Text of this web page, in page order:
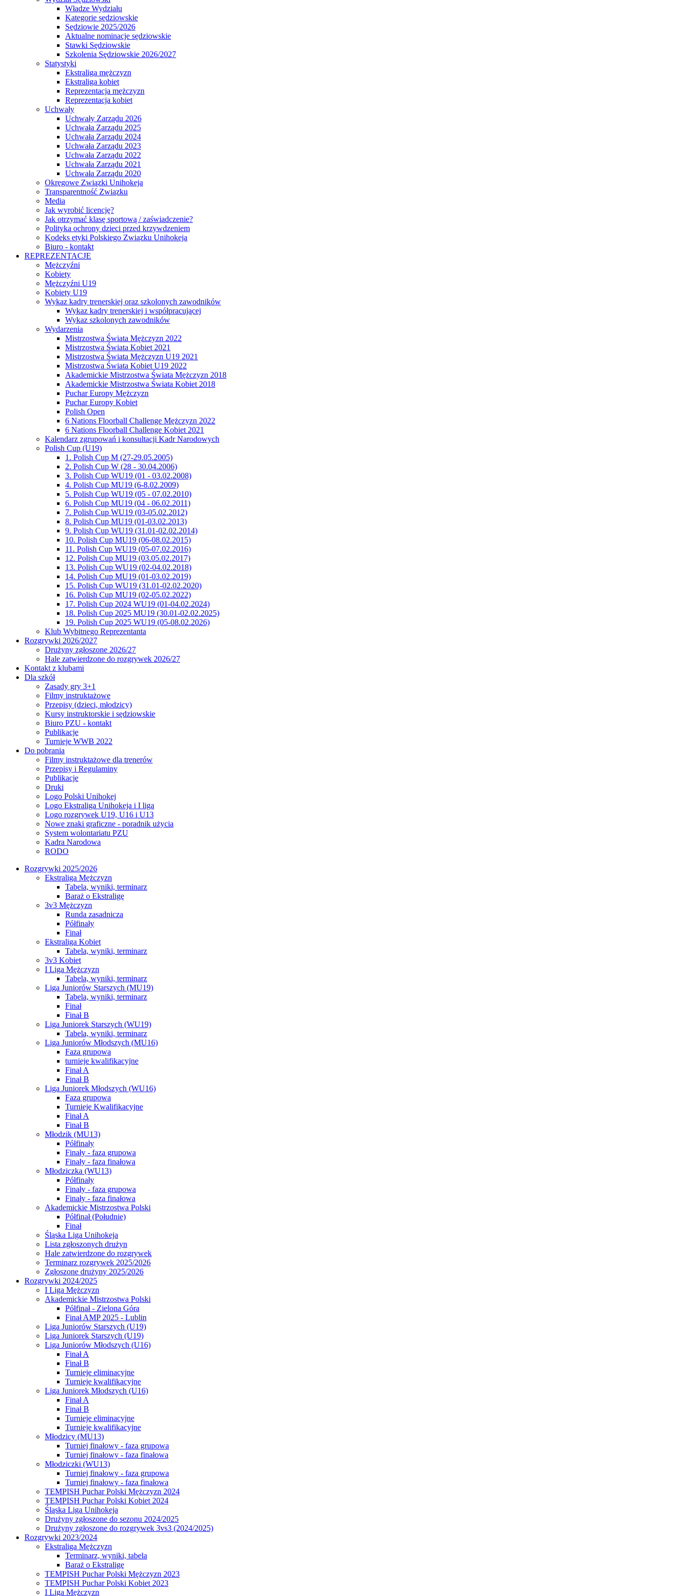
Władze Wydziału
Kategorie sędziowskie
Sędziowie 2025/2026
Aktualne nominacje sędziowskie
Stawki Sędziowskie
Szkolenia Sędziowskie 2026/2027
Statystyki
Ekstraliga mężczyzn
Ekstraliga kobiet
Reprezentacja mężczyzn
Reprezentacja kobiet
Uchwały
Uchwały Zarządu 2026
Uchwała Zarządu 2025
Uchwała Zarządu 2024
Uchwała Zarządu 2023
Uchwała Zarządu 2022
Uchwała Zarządu 2021
Uchwała Zarządu 2020
Okręgowe Związki Unihokeja
Transparentność Związku
Media
Jak wyrobić licencję?
Jak otrzymać klasę sportową / zaświadczenie?
Polityka ochrony dzieci przed krzywdzeniem
Kodeks etyki Polskiego Związku Unihokeja
Biuro - kontakt
REPREZENTACJE
Mężczyźni
Kobiety
Mężczyźni U19
Kobiety U19
Wykaz kadry trenerskiej oraz szkolonych zawodników
Wykaz kadry trenerskiej i współpracującej
Wykaz szkolonych zawodników
Wydarzenia
Mistrzostwa Świata Mężczyzn 2022
Mistrzostwa Świata Kobiet 2021
Mistrzostwa Świata Mężczyzn U19 2021
Mistrzostwa Świata Kobiet U19 2022
Akademickie Mistrzostwa Świata Mężczyzn 2018
Akademickie Mistrzostwa Świata Kobiet 2018
Puchar Europy Mężczyzn
Puchar Europy Kobiet
Polish Open
6 Nations Floorball Challenge Mężczyzn 2022
6 Nations Floorball Challenge Kobiet 2021
Kalendarz zgrupowań i konsultacji Kadr Narodowych
Polish Cup (U19)
1. Polish Cup M (27-29.05.2005)
2. Polish Cup W (28 - 30.04.2006)
3. Polish Cup WU19 (01 - 03.02.2008)
4. Polish Cup MU19 (6-8.02.2009)
5. Polish Cup WU19 (05 - 07.02.2010)
6. Polish Cup MU19 (04 - 06.02.2011)
7. Polish Cup WU19 (03-05.02.2012)
8. Polish Cup MU19 (01-03.02.2013)
9. Polish Cup WU19 (31.01-02.02.2014)
10. Polish Cup MU19 (06-08.02.2015)
11. Polish Cup WU19 (05-07.02.2016)
12. Polish Cup MU19 (03.05.02.2017)
13. Polish Cup WU19 (02-04.02.2018)
14. Polish Cup MU19 (01-03.02.2019)
15. Polish Cup WU19 (31.01-02.02.2020)
16. Polish Cup MU19 (02-05.02.2022)
17. Polish Cup 2024 WU19 (01-04.02.2024)
18. Polish Cup 2025 MU19 (30.01-02.02.2025)
19. Polish Cup 2025 WU19 (05-08.02.2026)
Klub Wybitnego Reprezentanta
Rozgrywki 2026/2027
Drużyny zgłoszone 2026/27
Hale zatwierdzone do rozgrywek 2026/27
Kontakt z klubami
Dla szkół
Zasady gry 3+1
Filmy instruktażowe
Przepisy (dzieci, młodzicy)
Kursy instruktorskie i sędziowskie
Biuro PZU - kontakt
Publikacje
Turnieje WWB 2022
Do pobrania
Filmy instruktażowe dla trenerów
Przepisy i Regulaminy
Publikacje
Druki
Logo Polski Unihokej
Logo Ekstraliga Unihokeja i I liga
Logo rozgrywek U19, U16 i U13
Nowe znaki graficzne - poradnik użycia
System wolontariatu PZU
Kadra Narodowa
RODO
Rozgrywki 2025/2026
Ekstraliga Mężczyzn
Tabela, wyniki, terminarz
Baraż o Ekstraligę
3v3 Mężczyzn
Runda zasadnicza
Półfinały
Finał
Ekstraliga Kobiet
Tabela, wyniki, terminarz
3v3 Kobiet
I Liga Mężczyzn
Tabela, wyniki, terminarz
Liga Juniorów Starszych (MU19)
Tabela, wyniki, terminarz
Finał
Finał B
Liga Juniorek Starszych (WU19)
Tabela, wyniki, terminarz
Liga Juniorów Młodszych (MU16)
Faza grupowa
turnieje kwalifikacyjne
Finał A
Finał B
Liga Juniorek Młodszych (WU16)
Faza grupowa
Turnieje Kwalifikacyjne
Finał A
Finał B
Młodzik (MU13)
Półfinały
Finały - faza grupowa
Finały - faza finałowa
Młodziczka (WU13)
Półfinały
Finały - faza grupowa
Finały - faza finałowa
Akademickie Mistrzostwa Polski
Półfinał (Południe)
Finał
Śląska Liga Unihokeja
Lista zgłoszonych drużyn
Hale zatwierdzone do rozgrywek
Terminarz rozgrywek 2025/2026
Zgłoszone drużyny 2025/2026
Rozgrywki 2024/2025
I Liga Mężczyzn
Akademickie Mistrzostwa Polski
Półfinał - Zielona Góra
Finał AMP 2025 - Lublin
Liga Juniorów Starszych (U19)
Liga Juniorek Starszych (U19)
Liga Juniorów Młodszych (U16)
Finał A
Finał B
Turnieje eliminacyjne
Turnieje kwalifikacyjne
Liga Juniorek Młodszych (U16)
Finał A
Finał B
Turnieje eliminacyjne
Turnieje kwalifikacyjne
Młodzicy (MU13)
Turniej finałowy - faza grupowa
Turniej finałowy - faza finałowa
Młodziczki (WU13)
Turniej finałowy - faza grupowa
Turniej finałowy - faza finałowa
TEMPISH Puchar Polski Mężczyzn 2024
TEMPISH Puchar Polski Kobiet 2024
Śląska Liga Unihokeja
Drużyny zgłoszone do sezonu 2024/2025
Drużyny zgłoszone do rozgrywek 3vs3 (2024/2025)
Rozgrywki 2023/2024
Ekstraliga Mężczyzn
Terminarz, wyniki, tabela
Baraż o Ekstraligę
TEMPISH Puchar Polski Mężczyzn 2023
TEMPISH Puchar Polski Kobiet 2023
I Liga Mężczyzn